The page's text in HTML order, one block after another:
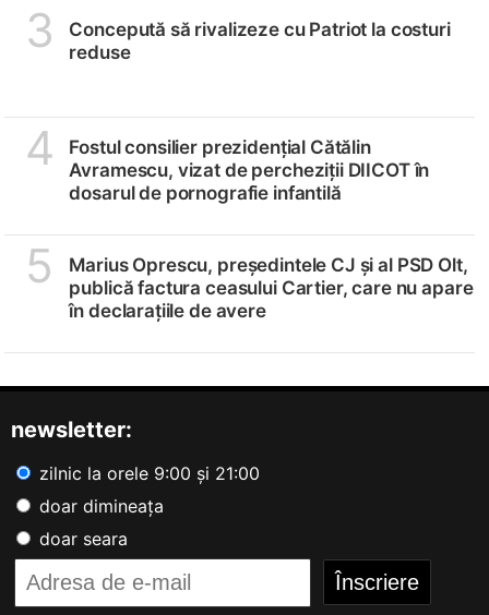
3
Concepută să rivalizeze cu Patriot la costuri
reduse
4
Fostul consilier prezidențial Cătălin
Avramescu, vizat de percheziții DIICOT în
dosarul de pornografie infantilă
5
Marius Oprescu, președintele CJ și al PSD Olt,
publică factura ceasului Cartier, care nu apare
în declarațiile de avere
newsletter:
zilnic la orele 9:00 și 21:00
doar dimineața
doar seara